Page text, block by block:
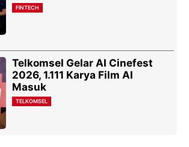
FINTECH
Telkomsel Gelar AI Cinefest
2026, 1.111 Karya Film AI
Masuk
TELKOMSEL